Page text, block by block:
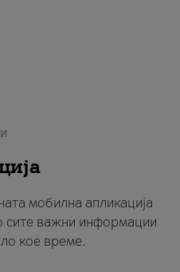
мобилна апликација
сите важни информации
кое време.